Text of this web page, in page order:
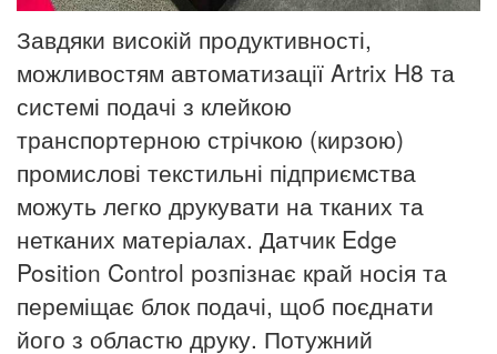
Завдяки високій продуктивності,
можливостям автоматизації Artrix H8 та
системі подачі з клейкою
транспортерною стрічкою (кирзою)
промислові текстильні підприємства
можуть легко друкувати на тканих та
нетканих матеріалах. Датчик Edge
Position Control розпізнає край носія та
переміщає блок подачі, щоб поєднати
його з областю друку. Потужний